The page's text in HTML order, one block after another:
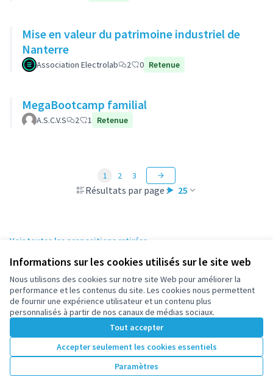
Informations sur les cookies utilisés sur le site web
Nous utilisons des cookies sur notre site Web pour améliorer la
performance et les contenus du site. Les cookies nous permettent
de fournir une expérience utilisateur et un contenu plus
personnalisés à partir de nos canaux de médias sociaux.
Tout accepter
Accepter seulement les cookies essentiels
Paramètres
Mise en valeur du patrimoine industriel de
Nanterre
Association Electrolab 2 0 Retenue
MegaBootcamp familial
A.S.C.V.S 2 1 Retenue
Résultats par page : 25
1 2 3
Voir toutes les propositions retirées
Conditions d'utilisation
Paramètres des cookies
participez.nanterre.fr sur X
(Lien externe)
participez.nanterre.fr sur Facebook
participez.nanterre.fr sur Instagram
participez.nanterre.fr sur YouTube
(Lien externe)
participez.nanterre.fr sur GitHub
(Lien externe)
Site réalisé grâce aulogiciel libre Decidim .
Licence
(Lien